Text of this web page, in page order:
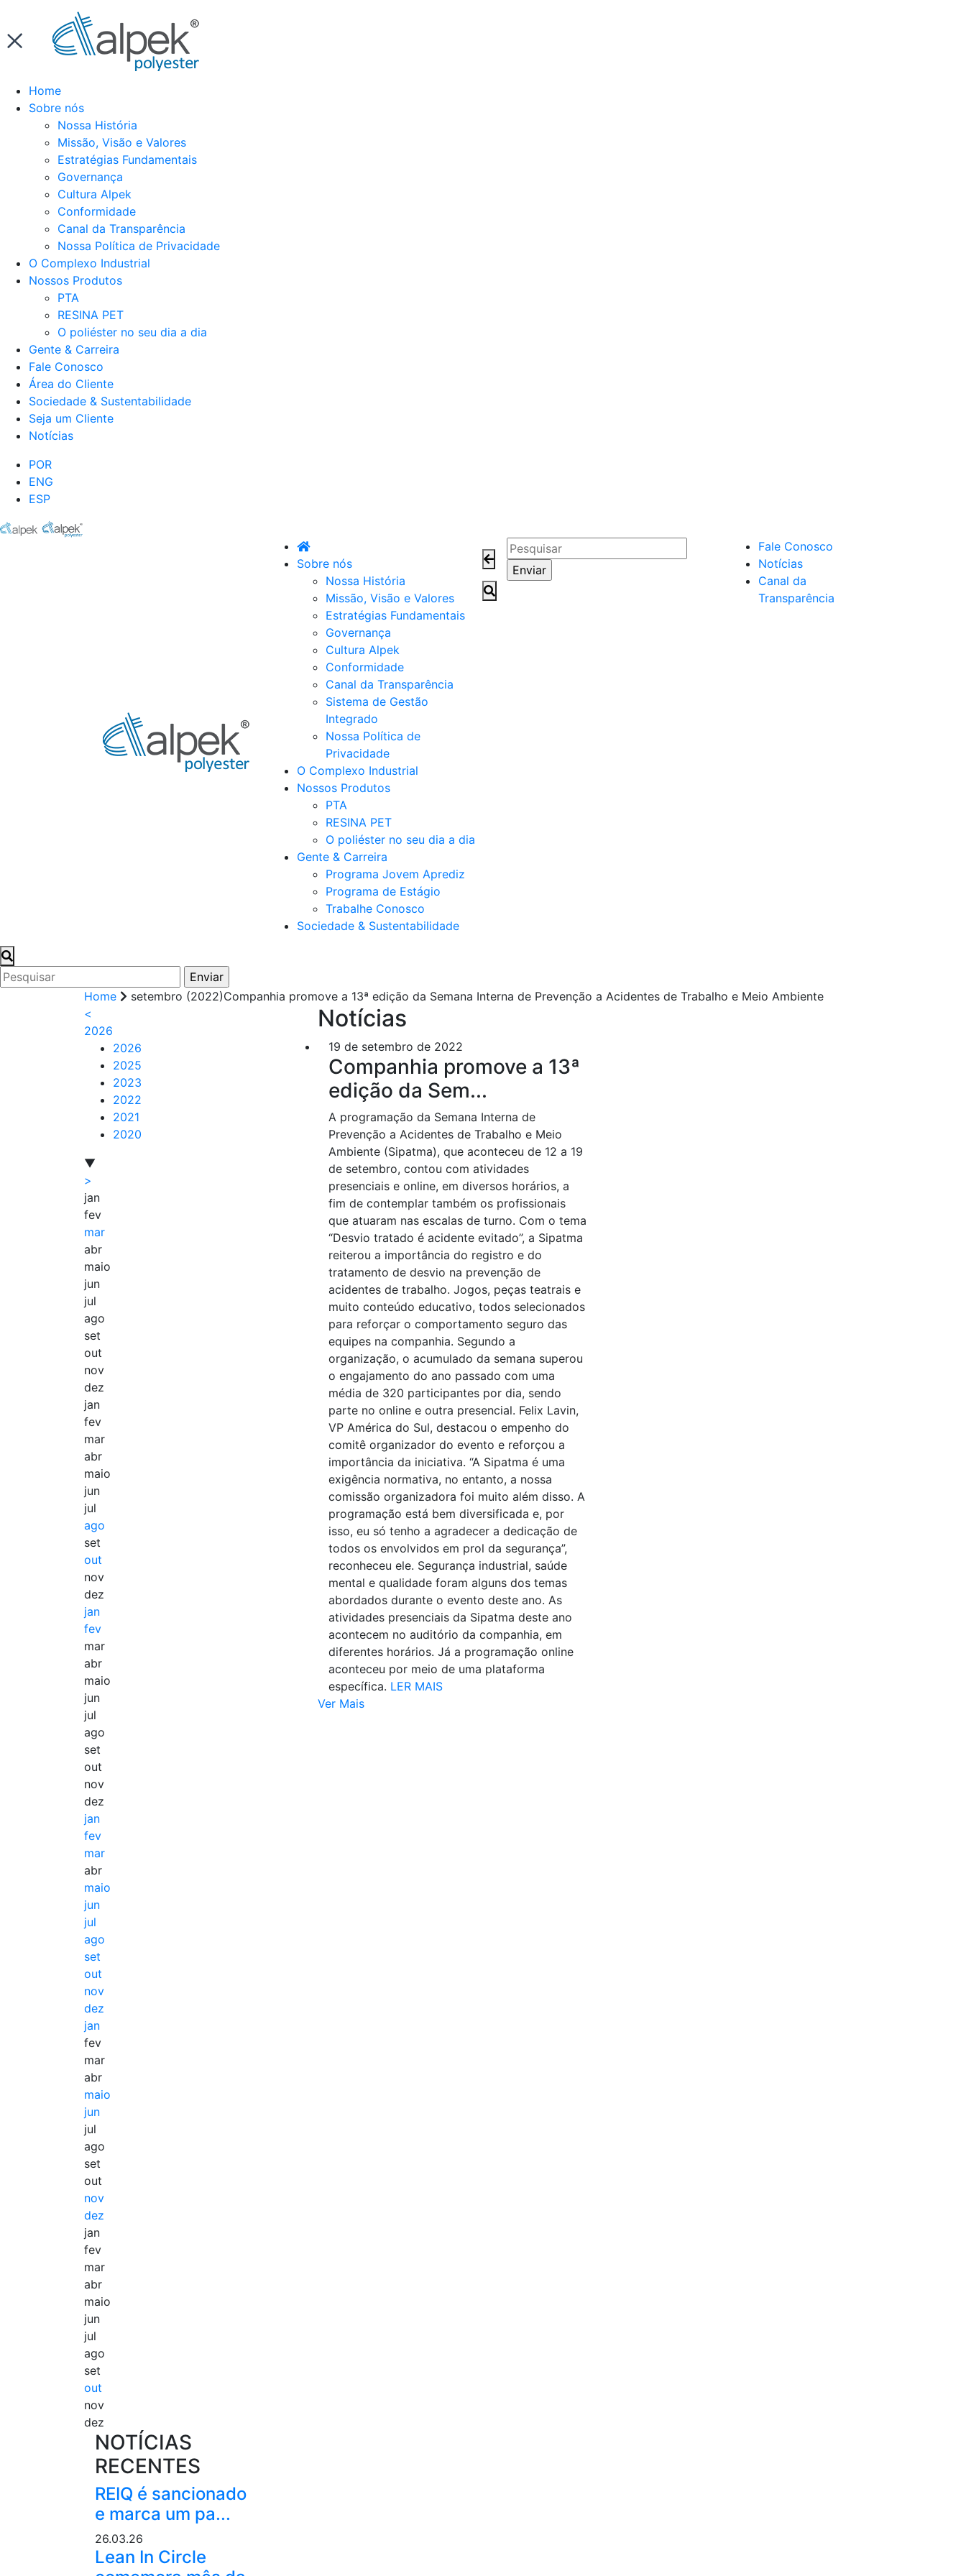
Home
Sobre nós
Nossa História
Missão, Visão e Valores
Estratégias Fundamentais
Governança
Cultura Alpek
Conformidade
Canal da Transparência
Nossa Política de Privacidade
O Complexo Industrial
Nossos Produtos
PTA
RESINA PET
O poliéster no seu dia a dia
Gente & Carreira
Fale Conosco
Área do Cliente
Sociedade & Sustentabilidade
Seja um Cliente
Notícias
POR
ENG
ESP
Sobre nós
Nossa História
Missão, Visão e Valores
Estratégias Fundamentais
Governança
Cultura Alpek
Conformidade
Canal da Transparência
Sistema de Gestão
Integrado
Nossa Política de
Privacidade
O Complexo Industrial
Nossos Produtos
PTA
RESINA PET
O poliéster no seu dia a dia
Gente & Carreira
Programa Jovem Aprediz
Programa de Estágio
Trabalhe Conosco
Sociedade & Sustentabilidade
Fale Conosco
Notícias
Canal da
Transparência
Home
setembro (2022)Companhia promove a 13ª edição da Semana Interna de Prevenção a Acidentes de Trabalho e Meio Ambiente
<
2026
2026
2025
2023
2022
2021
2020
▼
>
jan
fev
mar
abr
maio
jun
jul
ago
set
out
nov
dez
jan
fev
mar
abr
maio
jun
jul
ago
set
out
nov
dez
jan
fev
mar
abr
maio
jun
jul
ago
set
out
nov
dez
jan
fev
mar
abr
maio
jun
jul
ago
set
out
nov
dez
jan
fev
mar
abr
maio
jun
jul
ago
set
out
nov
dez
jan
fev
mar
abr
maio
jun
jul
ago
set
out
nov
dez
NOTÍCIAS
RECENTES
REIQ é sancionado
e marca um pa...
26.03.26
Lean In Circle
Notícias
19 de setembro de 2022
Companhia promove a 13ª
edição da Sem...
A programação da Semana Interna de
Prevenção a Acidentes de Trabalho e Meio
Ambiente (Sipatma), que aconteceu de 12 a 19
de setembro, contou com atividades
presenciais e online, em diversos horários, a
fim de contemplar também os profissionais
que atuaram nas escalas de turno. Com o tema
“Desvio tratado é acidente evitado”, a Sipatma
reiterou a importância do registro e do
tratamento de desvio na prevenção de
acidentes de trabalho. Jogos, peças teatrais e
muito conteúdo educativo, todos selecionados
para reforçar o comportamento seguro das
equipes na companhia. Segundo a
organização, o acumulado da semana superou
o engajamento do ano passado com uma
média de 320 participantes por dia, sendo
parte no online e outra presencial. Felix Lavin,
VP América do Sul, destacou o empenho do
comitê organizador do evento e reforçou a
importância da iniciativa. “A Sipatma é uma
exigência normativa, no entanto, a nossa
comissão organizadora foi muito além disso. A
programação está bem diversificada e, por
isso, eu só tenho a agradecer a dedicação de
todos os envolvidos em prol da segurança”,
reconheceu ele. Segurança industrial, saúde
mental e qualidade foram alguns dos temas
abordados durante o evento deste ano. As
atividades presenciais da Sipatma deste ano
acontecem no auditório da companhia, em
diferentes horários. Já a programação online
aconteceu por meio de uma plataforma
específica. LER MAIS
Ver Mais